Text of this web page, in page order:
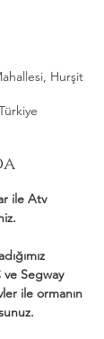
Hurşit
ile Atv
ve Segway
ile ormanın